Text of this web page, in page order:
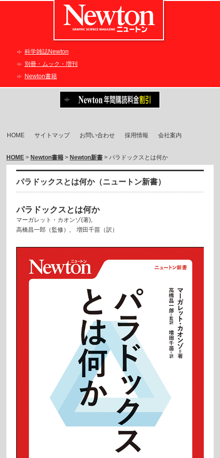
科学雑誌Newton
別冊・ムック・増刊
Newton書籍
HOME サイトマップ お問い合わせ 採用情報 会社案内
HOME> Newton書籍> Newton新書> パラドックスとは何か
パラドックスとは何か（ニュートン新書）
パラドックスとは何か
マーガレット・カオンゾ(著),
高橋昌一郎（監修）, 増田千苗（訳）